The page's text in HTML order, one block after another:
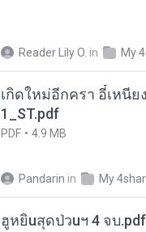
Reader Lily O. in My
เกิดใหม่อีกครา อี๋เหนี
1_ST.pdf
PDF 4.9 MB
Pandarin in My
ฮูหยิuสุดป่วuฯ 4 จบ.pdf